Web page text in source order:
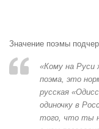
Значение поэмы
«Кому на Руси
поэма, это
русская
одиночку в
того, что ты